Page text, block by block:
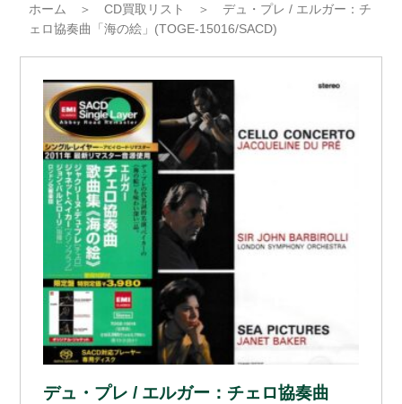
ホーム ＞ CD買取リスト ＞
デュ・プレ / エルガー：チ
ェロ協奏曲「海の絵」(TOGE-15016/SACD)
デュ・プレ / エルガー：チェロ協奏曲